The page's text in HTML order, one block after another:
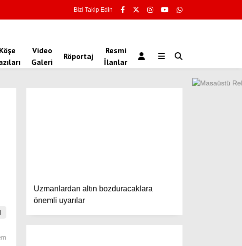
Bizi Takip Edin
Köşe
Video
Galeri
Röportaj
Resmi
İlanlar
Uzmanlardan altın bozduracaklara
önemli uyarılar